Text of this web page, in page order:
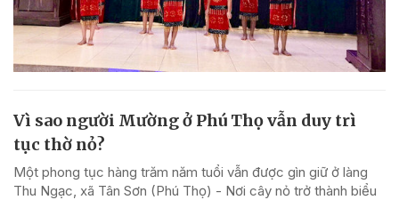
Vì sao người Mường ở Phú Thọ vẫn duy trì
tục thờ nỏ?
Một phong tục hàng trăm năm tuổi vẫn được gìn giữ ở làng
Thu Ngạc, xã Tân Sơn (Phú Thọ) - Nơi cây nỏ trở thành biểu